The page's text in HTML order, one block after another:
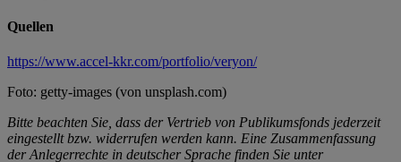
Quellen
https://www.accel-kkr.com/portfolio/veryon/
Foto: getty-images (von unsplash.com)
Bitte beachten Sie, dass der Vertrieb von Publikumsfonds jederzeit
eingestellt bzw. widerrufen werden kann. Eine Zusammenfassung
der Anlegerrechte in deutscher Sprache finden Sie unter